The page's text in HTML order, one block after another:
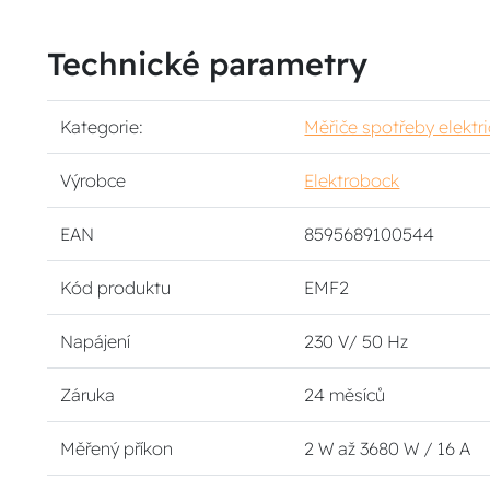
Technické parametry
Kategorie: Měřiče spotřeby
Výrobce Elektrobock
EAN 8595689100544
Kód produktu EMF2
Napájení 230 V/ 50 Hz
Záruka 24 měsíců
Měřený příkon 2 W až 3680 W / 16 A